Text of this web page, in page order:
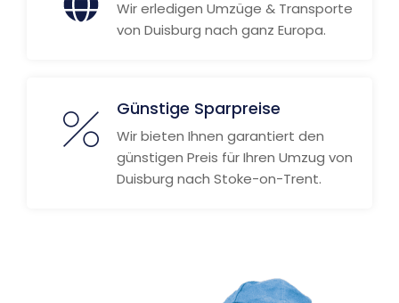
Wir erledigen Umzüge & Transporte
von Duisburg nach ganz Europa.
Günstige Sparpreise
Wir bieten Ihnen garantiert den
günstigen Preis für Ihren Umzug von
Duisburg nach Stoke-on-Trent.